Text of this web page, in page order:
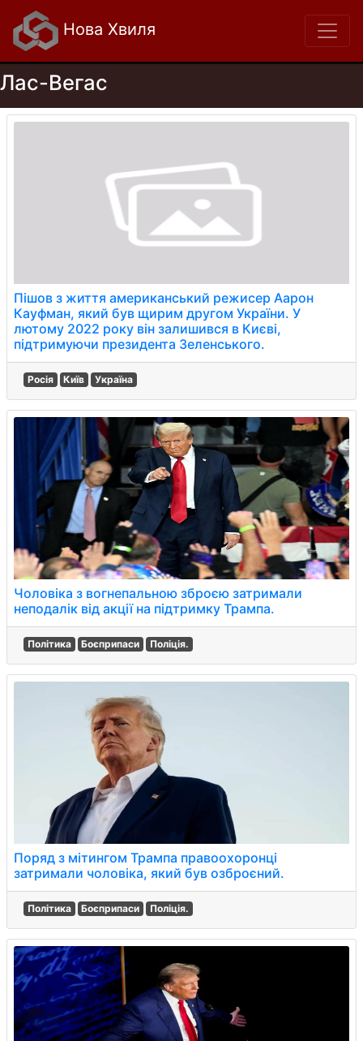
Нова Хвиля
Лас-Вегас
Пішов з життя американський режисер Аарон
Кауфман, який був щирим другом України. У
лютому 2022 року він залишився в Києві,
підтримуючи президента Зеленського.
Росія Київ Україна
Чоловіка з вогнепальною зброєю затримали
неподалік від акції на підтримку Трампа.
Політика Боєприпаси Поліція.
Поряд з мітингом Трампа правоохоронці
затримали чоловіка, який був озброєний.
Політика Боєприпаси Поліція.